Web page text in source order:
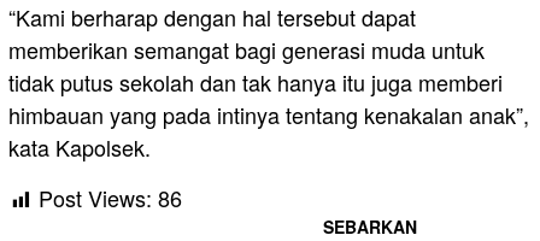
“Kami berharap dengan hal tersebut dapat
memberikan semangat bagi generasi muda untuk
tidak putus sekolah dan tak hanya itu juga memberi
himbauan yang pada intinya tentang kenakalan anak”,
kata Kapolsek.
Post Views: 86
SEBARKAN